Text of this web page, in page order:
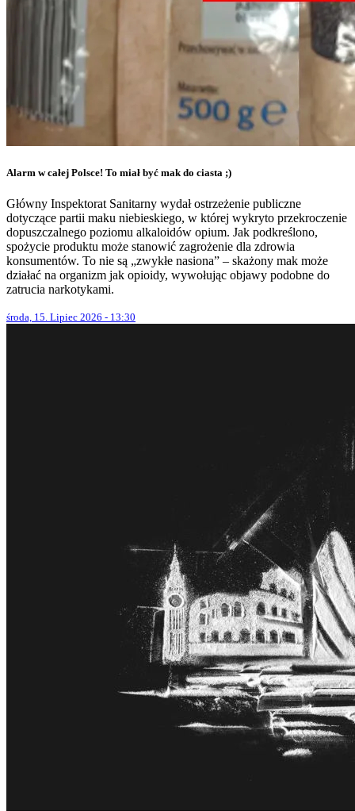
Alarm w całej Polsce! To miał być mak do ciasta ;)
Główny Inspektorat Sanitarny wydał ostrzeżenie publiczne
dotyczące partii maku niebieskiego, w której wykryto przekroczenie
dopuszczalnego poziomu alkaloidów opium. Jak podkreślono,
spożycie produktu może stanowić zagrożenie dla zdrowia
konsumentów. To nie są „zwykłe nasiona” – skażony mak może
działać na organizm jak opioidy, wywołując objawy podobne do
zatrucia narkotykami.
środa, 15. Lipiec 2026 - 13:30